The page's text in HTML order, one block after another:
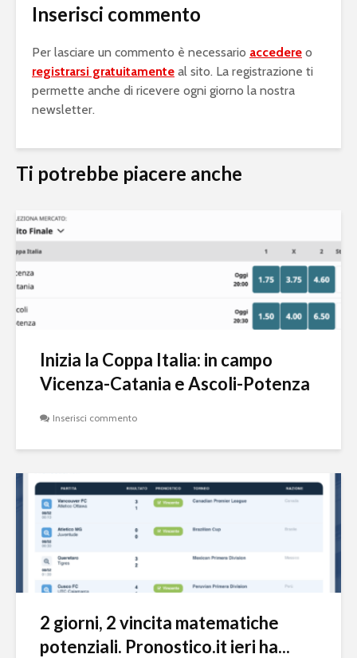
Inserisci commento
Per lasciare un commento è necessario accedere o
registrarsi gratuitamente al sito. La registrazione ti
permette anche di ricevere ogni giorno la nostra
newsletter.
Ti potrebbe piacere anche
Inizia la Coppa Italia: in campo
Vicenza-Catania e Ascoli-Potenza
Inserisci commento
2 giorni, 2 vincita matematiche
potenziali. Pronostico.it ieri ha...